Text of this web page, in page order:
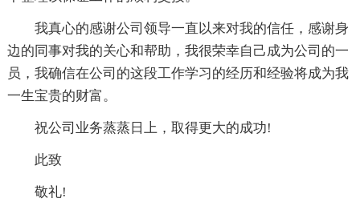
我真心的感谢公司领导一直以来对我的信任，感谢身
边的同事对我的关心和帮助，我很荣幸自己成为公司的一
员，我确信在公司的这段工作学习的经历和经验将成为我
一生宝贵的财富。
祝公司业务蒸蒸日上，取得更大的成功!
此致
敬礼!